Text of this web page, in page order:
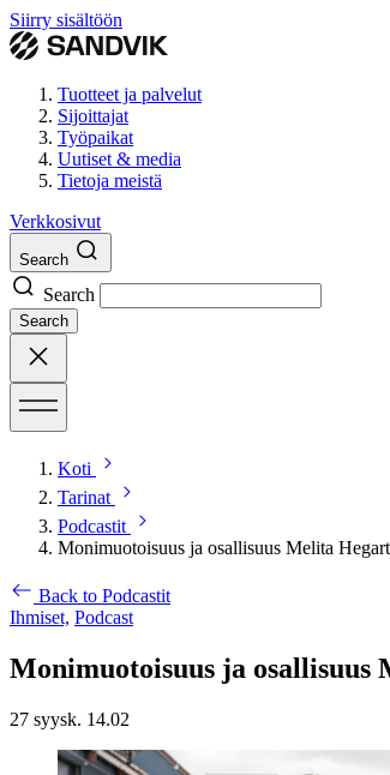
Siirry sisältöön
Tuotteet ja palvelut
Sijoittajat
Työpaikat
Uutiset & media
Tietoja meistä
Verkkosivut
Search
Search
Search
Koti
Tarinat
Podcastit
Monimuotoisuus ja osallisuus Melita
Back to Podcastit
Ihmiset, Podcast
Monimuotoisuus ja osallisuus
27 syysk. 14.02